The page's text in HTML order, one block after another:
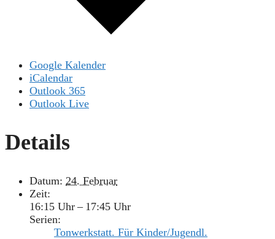
Google Kalender
iCalendar
Outlook 365
Outlook Live
Details
Datum: 24. Februar
Zeit:
16:15 Uhr – 17:45 Uhr
Serien:
Tonwerkstatt. Für Kinder/Jugendl.